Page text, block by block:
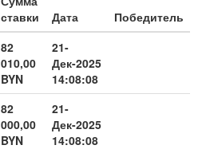
ставки
Дата
Победитель
82
010,00
BYN
21-
Дек-2025
14:08:08
82
000,00
BYN
21-
Дек-2025
14:08:08